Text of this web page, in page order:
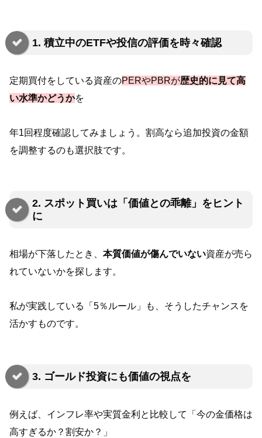
1. 積立中のETFや投信の評価を時々確認
定期買付をしている資産のPERやPBRが歴史的に見て高
い水準かどうかを
年1回程度確認してみましょう。割高なら追加投資の金額
を調整するのも選択肢です。
2. スポット買いは「価値との乖離」をヒント
に
相場が下落したとき、 本質価値が傷んでいない資産が売ら
れていないかを探します。
私が実践している「5％ルール」も、そうしたチャンスを
活かすものです。
3. ゴールド投資にも価値の視点を
例えば、インフレ率や実質金利と比較して「今の金価格は
高すぎるか？割安か？」